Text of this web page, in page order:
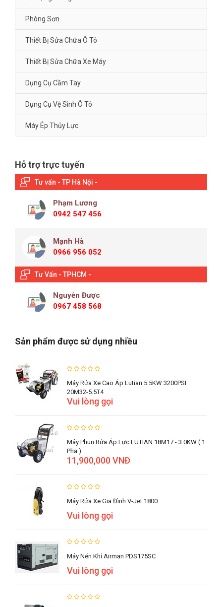
Phòng Sơn
Thiết Bị Sửa Chữa Ô Tô
Thiết Bị Sửa Chữa Xe Máy
Dụng Cụ Cầm Tay
Dụng Cụ Vệ Sinh Ô Tô
Máy Ép Thủy Lực
Hỗ trợ trực tuyến
Tư vấn - TP Hà Nội -
Phạm Lương
0942 547 456
Mạnh Hà
0966 956 052
Tư Vấn - TPHCM -
Nguyễn Được
0967 458 568
Sản phẩm được sử dụng nhiều
Máy Rửa Xe Cao Áp Lutian 5.5KW 3200PSI
20M32-5.5T4
Vui lòng gọi
Máy Phun Rửa Áp Lực LUTIAN 18M17 - 3.0KW ( 1
Pha )
11,900,000 VNĐ
Máy Rửa Xe Gia Đình V-Jet 1800
Vui lòng gọi
Máy Nén Khí Airman PDS175SC
Vui lòng gọi